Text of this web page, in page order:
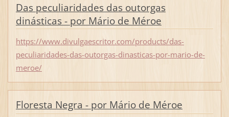
Das peculiaridades das outorgas
dinásticas - por Mário de Méroe
https://www.divulgaescritor.com/products/das-
peculiaridades-das-outorgas-dinasticas-por-mario-de-
meroe/
Floresta Negra - por Mário de Méroe